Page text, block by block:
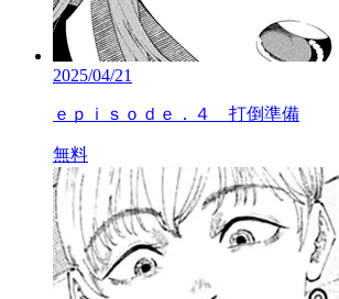
2025/04/21
ｅｐｉｓｏｄｅ．４ 打倒準備
無料